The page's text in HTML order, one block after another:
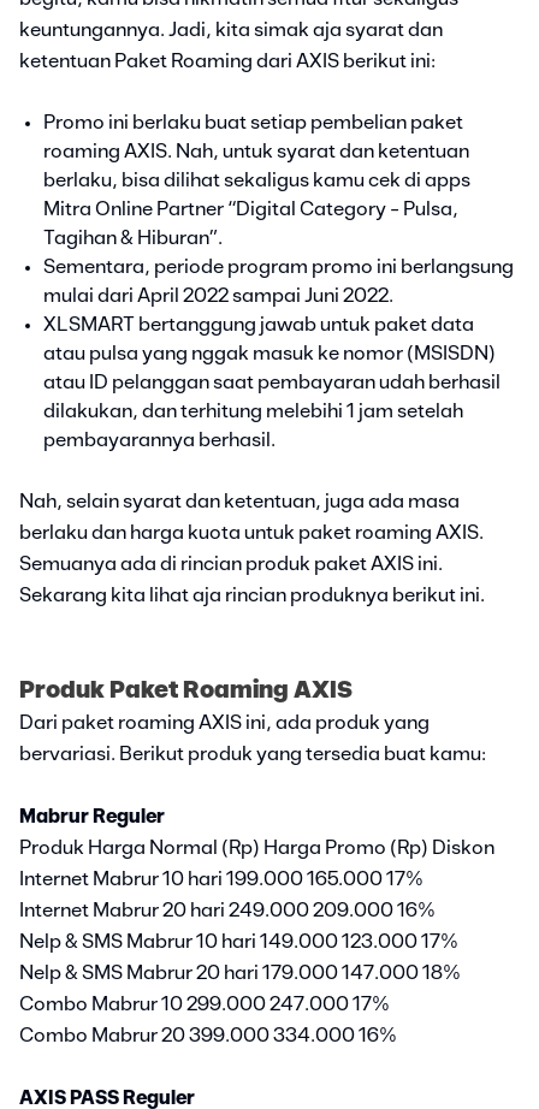
keuntungannya. Jadi, kita simak aja syarat dan
ketentuan Paket Roaming dari AXIS berikut ini:
Promo ini berlaku buat setiap pembelian paket
roaming AXIS. Nah, untuk syarat dan ketentuan
berlaku, bisa dilihat sekaligus kamu cek di apps
Mitra Online Partner “Digital Category - Pulsa,
Tagihan & Hiburan”.
Sementara, periode program promo ini berlangsung
mulai dari April 2022 sampai Juni 2022.
XLSMART bertanggung jawab untuk paket data
atau pulsa yang nggak masuk ke nomor (MSISDN)
atau ID pelanggan saat pembayaran udah berhasil
dilakukan, dan terhitung melebihi 1 jam setelah
pembayarannya berhasil.
Nah, selain syarat dan ketentuan, juga ada masa
berlaku dan harga kuota untuk paket roaming AXIS.
Semuanya ada di rincian produk paket AXIS ini.
Sekarang kita lihat aja rincian produknya berikut ini.
Produk Paket Roaming AXIS
Dari paket roaming AXIS ini, ada produk yang
bervariasi. Berikut produk yang tersedia buat kamu:
Mabrur Reguler
Produk Harga Normal (Rp) Harga Promo (Rp) Diskon
Internet Mabrur 10 hari 199.000 165.000 17%
Internet Mabrur 20 hari 249.000 209.000 16%
Nelp & SMS Mabrur 10 hari 149.000 123.000 17%
Nelp & SMS Mabrur 20 hari 179.000 147.000 18%
Combo Mabrur 10 299.000 247.000 17%
Combo Mabrur 20 399.000 334.000 16%
AXIS PASS Reguler